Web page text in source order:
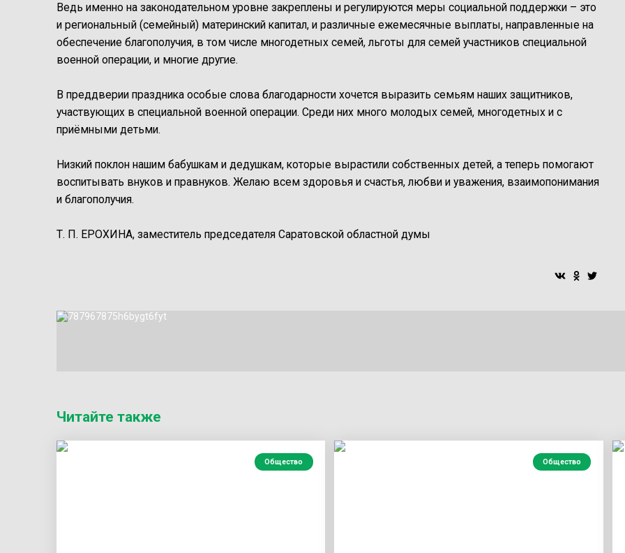
Ведь именно на законодательном уровне закреплены и регулируются меры социальной поддержки – это
и региональный (семейный) материнский капитал, и различные ежемесячные выплаты, направленные на
обеспечение благополучия, в том числе многодетных семей, льготы для семей участников специальной
военной операции, и многие другие.
В преддверии праздника особые слова благодарности хочется выразить семьям наших защитников,
участвующих в специальной военной операции. Среди них много молодых семей, многодетных и с
приёмными детьми.
Низкий поклон нашим бабушкам и дедушкам, которые вырастили собственных детей, а теперь помогают
воспитывать внуков и правнуков. Желаю всем здоровья и счастья, любви и уважения, взаимопонимания
и благополучия.
Т. П. ЕРОХИНА, заместитель председателя Саратовской областной думы
Читайте также
Общество Общество